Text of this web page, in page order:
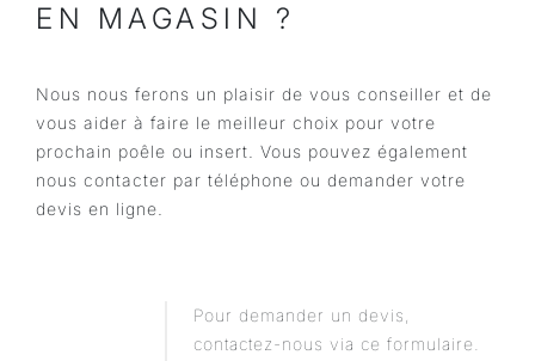
EN MAGASIN ?
Nous nous ferons un plaisir de vous conseiller et de
vous aider à faire le meilleur choix pour votre
prochain poêle ou insert. Vous pouvez également
nous contacter par téléphone ou demander votre
devis en ligne.
Pour demander un devis,
contactez-nous via ce formulaire.